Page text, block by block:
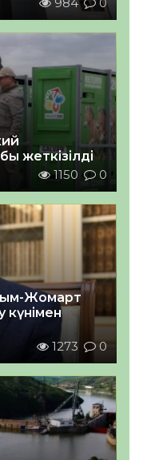
жеткізілді
1150 0
Жомарт
күнімен
1273 0